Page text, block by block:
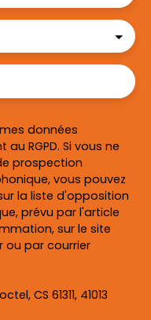
données
RGPD. Si vous ne
prospection
vous pouvez
la liste d'opposition
prévu par l'article
sur le site
ou par courrier
CS 61311, 41013